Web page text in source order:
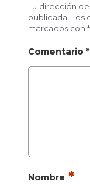
Tu dirección
publicada. Los
marcados con *
Comentario *
Nombre *